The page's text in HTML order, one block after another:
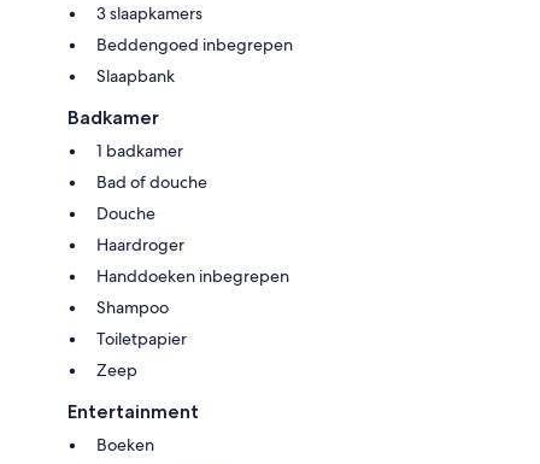
3 slaapkamers
Beddengoed inbegrepen
Slaapbank
Badkamer
1 badkamer
Bad of douche
Douche
Haardroger
Handdoeken inbegrepen
Shampoo
Toiletpapier
Zeep
Entertainment
Boeken